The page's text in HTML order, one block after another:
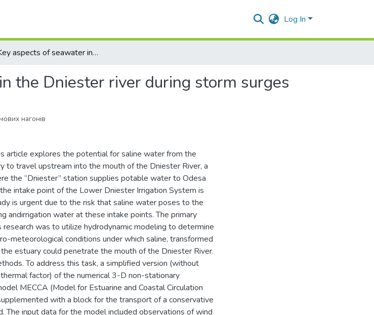
Log In
Key aspects of seawater intrusion in the Dniester river during storm surges
the Dniester river during storm surges
нагонів
article explores the potential for saline water from the
to travel upstream into the mouth of the Dniester River, a
the “Dniester” station supplies potable water to Odesa
intake point of the Lower Dniester Irrigation System is
is urgent due to the risk that saline water poses to the
andirrigation water at these intake points. The primary
was to utilize hydrodynamic modeling to determine
meteorological conditions under which saline, transformed
estuary could penetrate the mouth of the Dniester River.
To address this task, a simplified version (without
factor) of the numerical 3-D non-stationary
MECCA (Model for Estuarine and Coastal Circulation
with a block for the transport of a conservative
The input data for the model included observations of wind